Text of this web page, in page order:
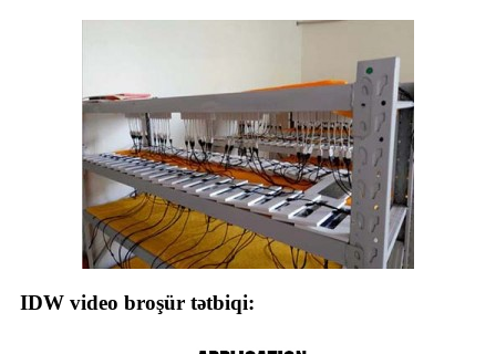
IDW video broşür tətbiqi: